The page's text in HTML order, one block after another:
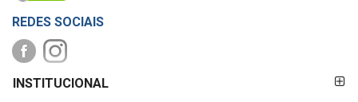
REDES SOCIAIS
PAGAMENTO
INSTITUCIONAL